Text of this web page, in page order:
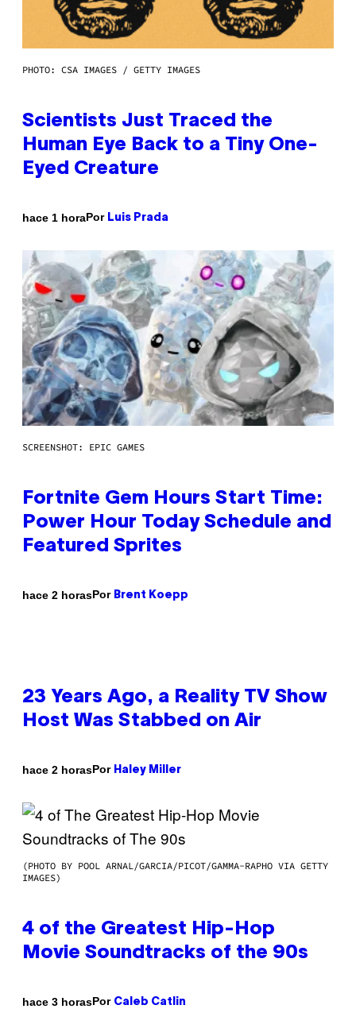
PHOTO: CSA IMAGES / GETTY IMAGES
Scientists Just Traced the
Human Eye Back to a Tiny One-
Eyed Creature
hace 1 horaPor Luis Prada
SCREENSHOT: EPIC GAMES
Fortnite Gem Hours Start Time:
Power Hour Today Schedule and
Featured Sprites
hace 2 horasPor Brent Koepp
23 Years Ago, a Reality TV Show
Host Was Stabbed on Air
hace 2 horasPor Haley Miller
(PHOTO BY POOL ARNAL/GARCIA/PICOT/GAMMA-RAPHO VIA GETTY
IMAGES)
4 of the Greatest Hip-Hop
Movie Soundtracks of the 90s
hace 3 horasPor Caleb Catlin